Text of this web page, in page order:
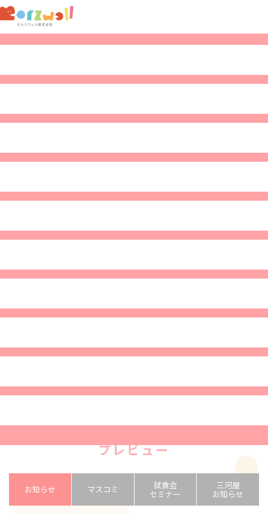
次世代育成支援対策推進法及び女性活躍
プレビュー
お知らせ マスコミ 試食会
セミナー
三河屋
お知らせ